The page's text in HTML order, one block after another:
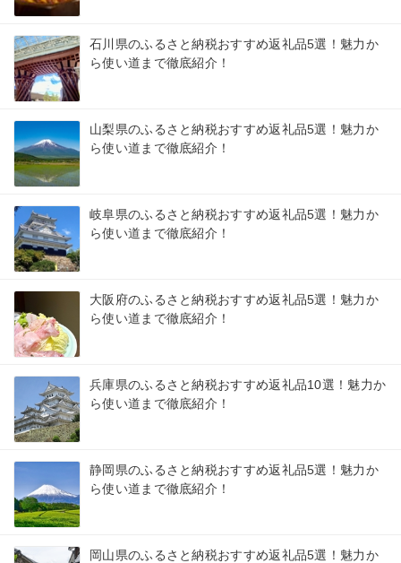
石川県のふるさと納税おすすめ返礼品5選！魅力か
ら使い道まで徹底紹介！
山梨県のふるさと納税おすすめ返礼品5選！魅力か
ら使い道まで徹底紹介！
岐阜県のふるさと納税おすすめ返礼品5選！魅力か
ら使い道まで徹底紹介！
大阪府のふるさと納税おすすめ返礼品5選！魅力か
ら使い道まで徹底紹介！
兵庫県のふるさと納税おすすめ返礼品10選！魅力か
ら使い道まで徹底紹介！
静岡県のふるさと納税おすすめ返礼品5選！魅力か
ら使い道まで徹底紹介！
岡山県のふるさと納税おすすめ返礼品5選！魅力か